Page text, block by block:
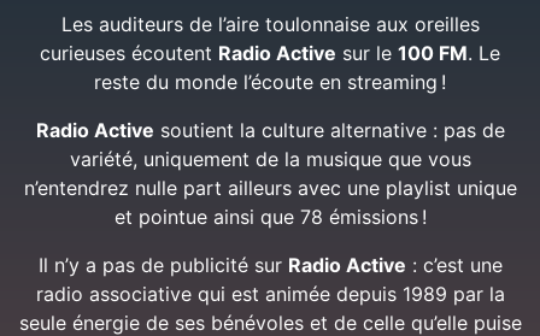
Les auditeurs de l’aire toulonnaise aux oreilles
curieuses écoutent Radio Active sur le 100 FM. Le
reste du monde l’écoute en streaming !
Radio Active soutient la culture alternative : pas de
variété, uniquement de la musique que vous
n’entendrez nulle part ailleurs avec une playlist unique
et pointue ainsi que 78 émissions !
Il n’y a pas de publicité sur Radio Active : c’est une
radio associative qui est animée depuis 1989 par la
seule énergie de ses bénévoles et de celle qu’elle puise